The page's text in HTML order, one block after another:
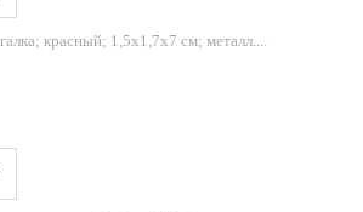
красный; 1,5х1,7х7 см; металл....